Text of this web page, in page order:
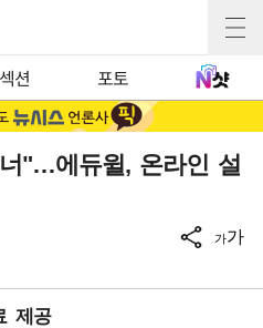
섹션 포토
"…에듀윌, 온라인 설
가가
제공